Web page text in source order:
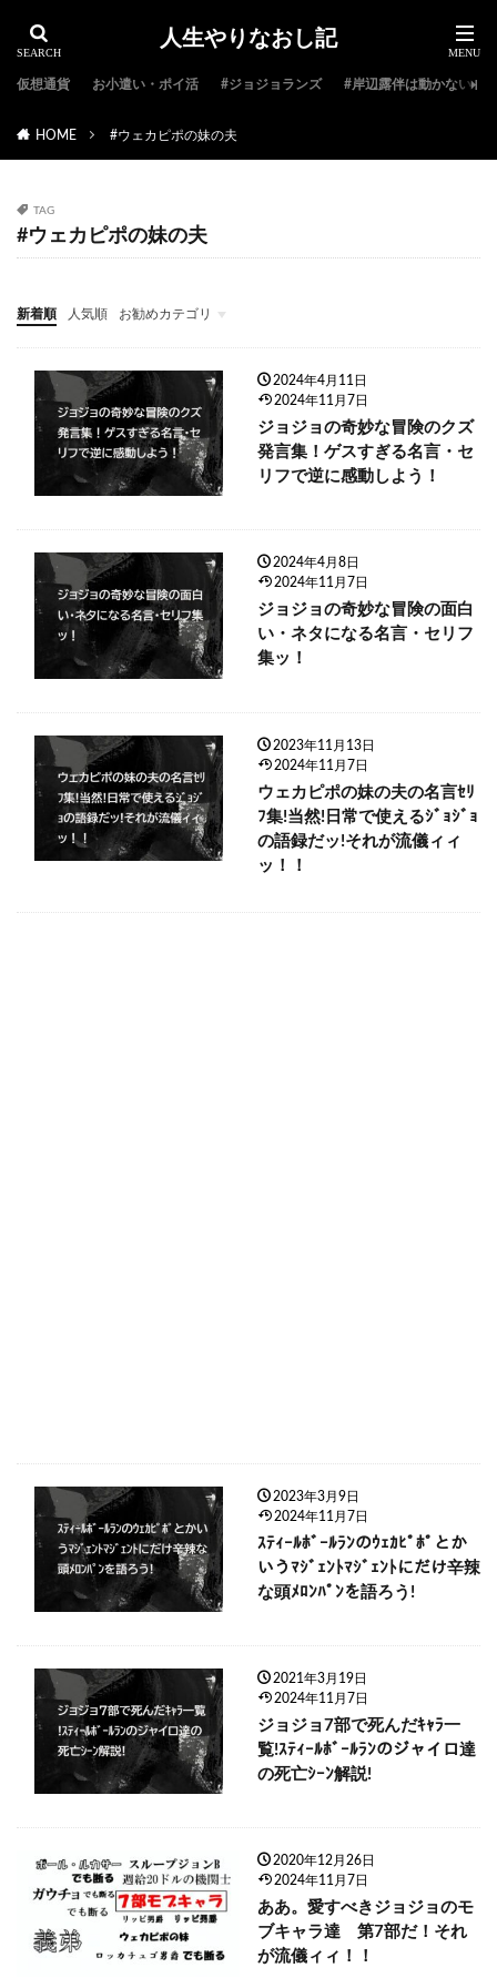
人生やりなおし記
仮想通貨 お小遣い・ポイ活 #ジョジョランズ #岸辺露伴は動かない
HOME #ウェカピポの妹の夫
TAG
#ウェカピポの妹の夫
新着順 人気順 お勧めカテゴリ
#ジョジョ特集
#ジョジョのキャラクター紹介
#ジョジョランキング
#ジョジョアニメ
#ジョジョランズ
#岸辺露伴は動かない
#ジョジョ小説
2024年4月11日
2024年11月7日
ジョジョの奇妙な冒険のクズ
発言集！ゲスすぎる名言・セ
リフで逆に感動しよう！
2024年4月8日
2024年11月7日
ジョジョの奇妙な冒険の面白
い・ネタになる名言・セリフ
集ッ！
2023年11月13日
2024年11月7日
ウェカピポの妹の夫の名言ｾﾘ
ﾌ集!当然!日常で使えるｼﾞｮｼﾞｮ
の語録だッ!それが流儀ィィ
ッ！！
2023年3月9日
2024年11月7日
ｽﾃｨｰﾙﾎﾞｰﾙﾗﾝのｳｪｶﾋﾟﾎﾟとか
いうﾏｼﾞｪﾝﾄﾏｼﾞｪﾝﾄにだけ辛辣
な頭ﾒﾛﾝﾊﾟﾝを語ろう!
2021年3月19日
2024年11月7日
ジョジョ7部で死んだｷｬﾗ一
覧!ｽﾃｨｰﾙﾎﾞｰﾙﾗﾝのジャイロ達
の死亡ｼｰﾝ解説!
2020年12月26日
2024年11月7日
ああ。愛すべきジョジョのモ
ブキャラ達 第7部だ！それ
が流儀ィィ！！